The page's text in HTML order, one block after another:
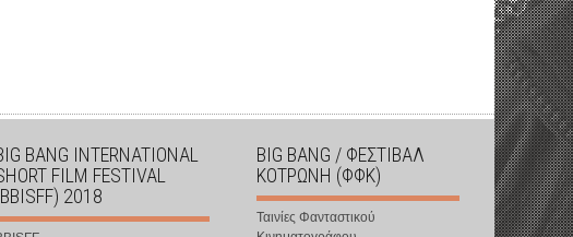
BANG INTERNATIONAL
FILM FESTIVAL
2018
BIG BANG / ΦΕΣΤΙΒΑΛ
ΚΟΤΡΩΝΗ (ΦΦΚ)
Ταινίες Φανταστικού